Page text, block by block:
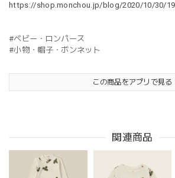
https://shop.monchou.jp/blog/2020/10/30/
#ベビー・ロンパース
#小物・帽子・ボンネット
この商品をアプリで見る
関連商品